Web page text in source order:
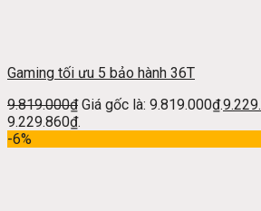
Gaming tối ưu 5 bảo hành 36T
9.819.000₫ Giá gốc là: 9.819.000₫.
9.229.860₫.
-6%